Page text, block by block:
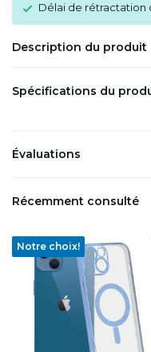
Délai de rétractation
Description du produit
Spécifications du
Évaluations
Récemment consulté
Notre choix!